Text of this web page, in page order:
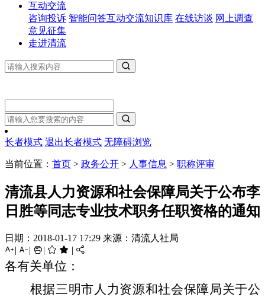
互动交流
咨询投诉 智能问答互动交流知识库 在线访谈 网上调查
意见征集
走进清流


长者模式 退出长者模式 无障碍浏览
当前位置： 首页 > 政务公开 > 人事信息 > 职称评审
清流县人力资源和社会保障局关于公布李
日胜等同志专业技术职务任职资格的通知
日期：2018-01-17 17:29 来源：清流人社局
| | |   | 
各有关单位：
根据三明市人力资源和社会保障局关于公